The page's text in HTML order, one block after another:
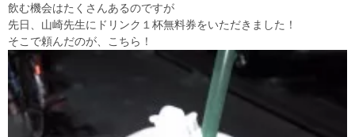
飲む機会はたくさんあるのですが
先日、山崎先生にドリンク１杯無料券をいただきました！
そこで頼んだのが、こちら！